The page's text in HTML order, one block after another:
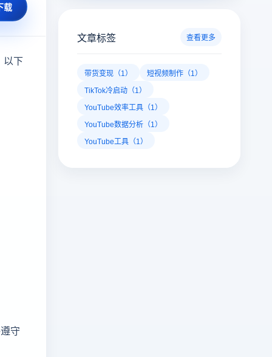
载
以下
守
文章标签 查看更多
带货变现（1）
短视频制作（1）
TikTok冷启动（1）
YouTube效率工具（1）
YouTube数据分析（1）
YouTube工具（1）